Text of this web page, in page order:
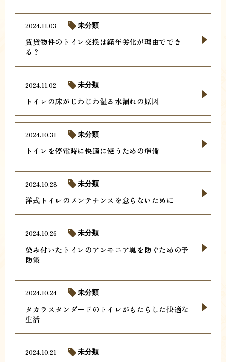
賃貸物件のトイレ交換は経年劣化が理由ででき
る？
2024.11.03 未分類
トイレの床がじわじわ湿る水漏れの原因
2024.11.02 未分類
トイレを停電時に快適に使うための準備
2024.10.31 未分類
洋式トイレのメンテナンスを怠らないために
2024.10.28 未分類
染み付いたトイレのアンモニア臭を防ぐための予
防策
2024.10.26 未分類
タカラスタンダードのトイレがもたらした快適な
生活
2024.10.24 未分類
2024.10.21 未分類